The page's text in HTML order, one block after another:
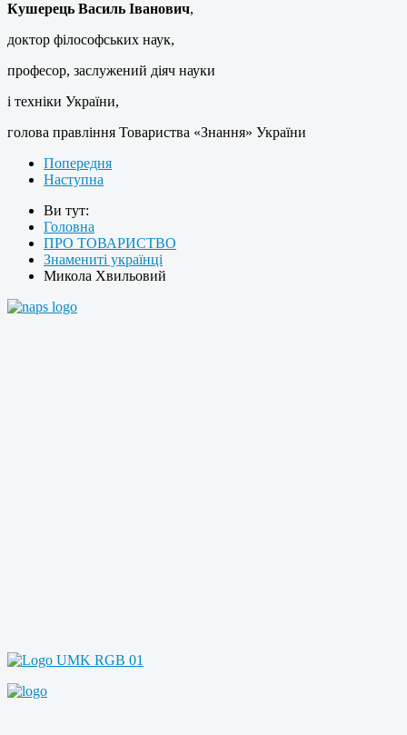
Кушерець Василь Іванович,
доктор філософських наук,
професор, заслужений діяч науки
і техніки України,
голова правління Товариства «Знання» України
Попередня
Наступна
Ви тут:
Головна
ПРО ТОВАРИСТВО
Знамениті українці
Микола Хвильовий